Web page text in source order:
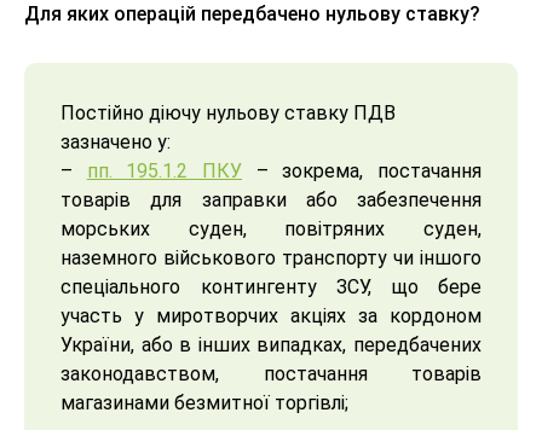
Для яких операцій передбачено нульову ставку?
Постійно діючу нульову ставку ПДВ
зазначено у:
– пп. 195.1.2 ПКУ – зокрема, постачання
товарів для заправки або забезпечення
морських суден, повітряних суден,
наземного військового транспорту чи іншого
спеціального контингенту ЗСУ, що бере
участь у миротворчих акціях за кордоном
України, або в інших випадках, передбачених
законодавством, постачання товарів
магазинами безмитної торгівлі;